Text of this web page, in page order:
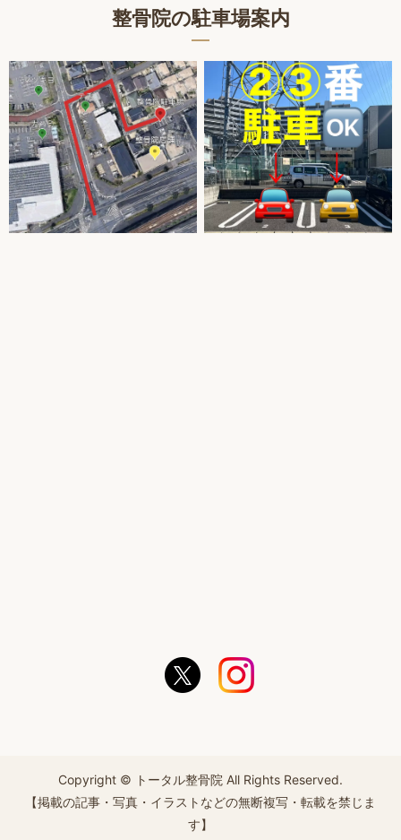
整骨院の駐車場案内
Copyright © トータル整骨院 All Rights Reserved.
【掲載の記事・写真・イラストなどの無断複写・転載を禁じま
す】